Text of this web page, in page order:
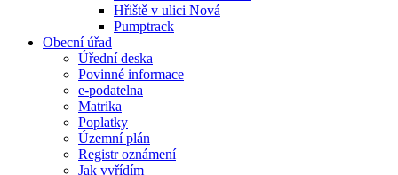
Hřiště v ulici Nová
Pumptrack
Obecní úřad
Úřední deska
Povinné informace
e-podatelna
Matrika
Poplatky
Územní plán
Registr oznámení
Jak vyřídím